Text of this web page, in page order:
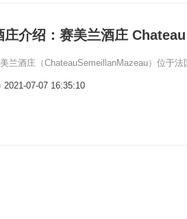
庄介绍：赛美兰酒庄
兰酒庄（ChateauSemeillanMazeau）位于
2021-07-07 16:35:10